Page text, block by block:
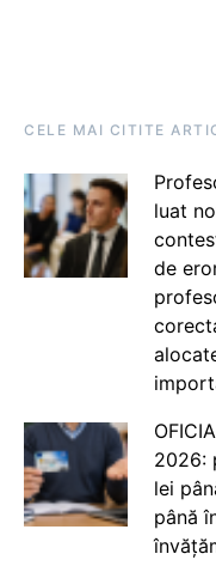
CELE MAI CITITE
luat
de
2026:
lei
până